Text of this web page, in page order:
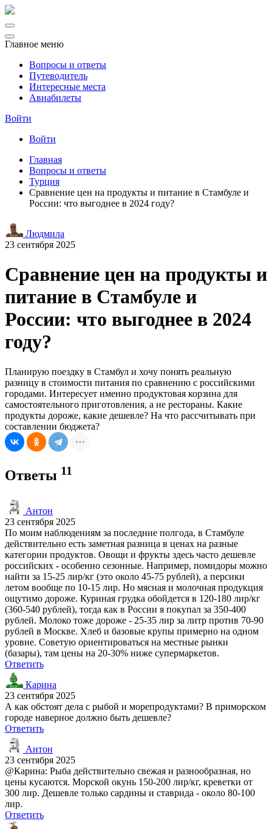
Главное меню
Вопросы и ответы
Путеводитель
Интересные места
Авиабилеты
Войти
Войти
Главная
Вопросы и ответы
Турция
Сравнение цен на продукты и питание в Стамбуле и
России: что выгоднее в 2024 году?
Людмила
23 сентября 2025
Сравнение цен на продукты и
питание в Стамбуле и
России: что выгоднее в 2024
году?
Планирую поездку в Стамбул и хочу понять реальную
разницу в стоимости питания по сравнению с российскими
городами. Интересует именно продуктовая корзина для
самостоятельного приготовления, а не рестораны. Какие
продукты дороже, какие дешевле? На что рассчитывать при
составлении бюджета?
Ответы 11
Антон
23 сентября 2025
По моим наблюдениям за последние полгода, в Стамбуле
действительно есть заметная разница в ценах на разные
категории продуктов. Овощи и фрукты здесь часто дешевле
российских - особенно сезонные. Например, помидоры можно
найти за 15-25 лир/кг (это около 45-75 рублей), а персики
летом вообще по 10-15 лир. Но мясная и молочная продукция
ощутимо дороже. Куриная грудка обойдется в 120-180 лир/кг
(360-540 рублей), тогда как в России я покупал за 350-400
рублей. Молоко тоже дороже - 25-35 лир за литр против 70-90
рублей в Москве. Хлеб и базовые крупы примерно на одном
уровне. Советую ориентироваться на местные рынки
(базары), там цены на 20-30% ниже супермаркетов.
Ответить
Карина
23 сентября 2025
А как обстоят дела с рыбой и морепродуктами? В приморском
городе наверное должно быть дешевле?
Ответить
Антон
23 сентября 2025
@Карина: Рыба действительно свежая и разнообразная, но
цены кусаются. Морской окунь 150-200 лир/кг, креветки от
300 лир. Дешевле только сардины и ставрида - около 80-100
лир.
Ответить